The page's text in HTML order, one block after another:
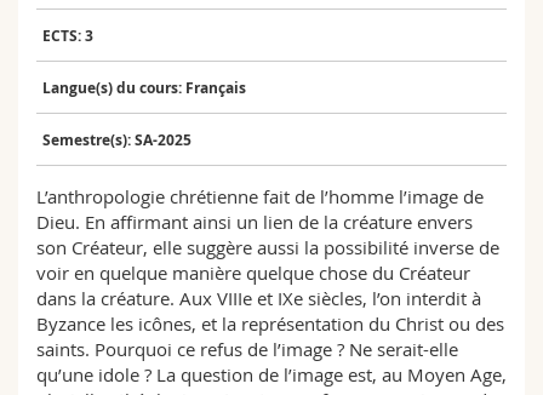
Sciences et médecine
Interfacultaire
Collaborateurs
Doctorants
Programme des cours
MyUnifr
ECTS: 3
Langue(s) du cours: Français
Semestre(s): SA-2025
L’anthropologie chrétienne fait de l’homme l’image de
Dieu. En affirmant ainsi un lien de la créature envers
son Créateur, elle suggère aussi la possibilité inverse de
voir en quelque manière quelque chose du Créateur
dans la créature. Aux VIIIe et IXe siècles, l’on interdit à
Byzance les icônes, et la représentation du Christ ou des
saints. Pourquoi ce refus de l’image ? Ne serait-elle
qu’une idole ? La question de l’image est, au Moyen Age,